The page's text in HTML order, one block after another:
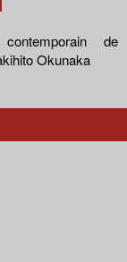
de
Okunaka